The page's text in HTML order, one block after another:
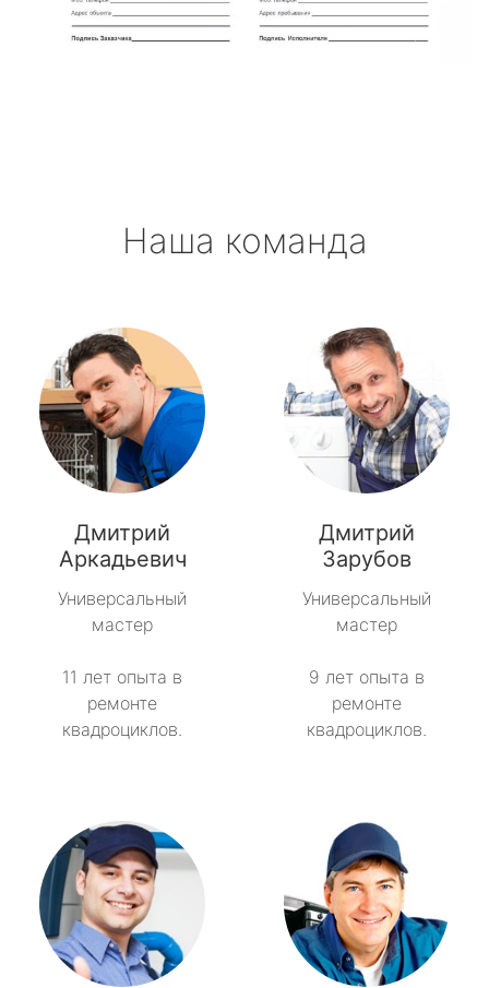
Наша команда
Дмитрий
Аркадьевич
Универсальный
мастер
11 лет опыта в
ремонте
квадроциклов.
Дмитрий
Зарубов
Универсальный
мастер
9 лет опыта в
ремонте
квадроциклов.